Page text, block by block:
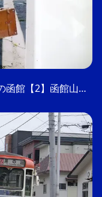
タモリさんが訪ねた、こだわりの函館【2】函館山の軍事要塞跡